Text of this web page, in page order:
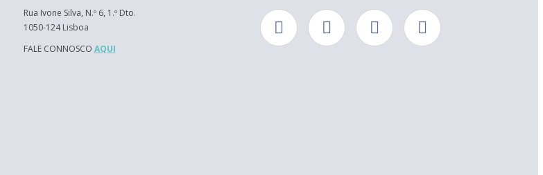
Rua Ivone Silva, N.º 6, 1.º Dto.
1050-124 Lisboa
FALE CONNOSCO AQUI